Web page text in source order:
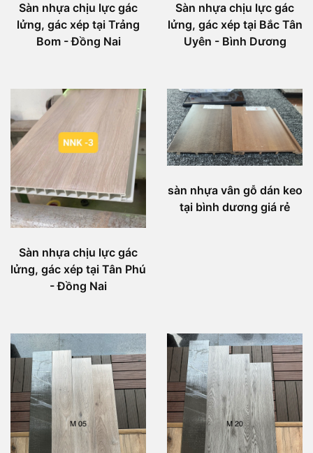
Sàn nhựa chịu lực gác
lửng, gác xép tại Trảng
Bom - Đồng Nai
Sàn nhựa chịu lực gác
lửng, gác xép tại Bắc Tân
Uyên - Bình Dương
Sàn nhựa chịu lực gác
lửng, gác xép tại Tân Phú
- Đồng Nai
sàn nhựa vân gỗ dán keo
tại bình dương giá rẻ